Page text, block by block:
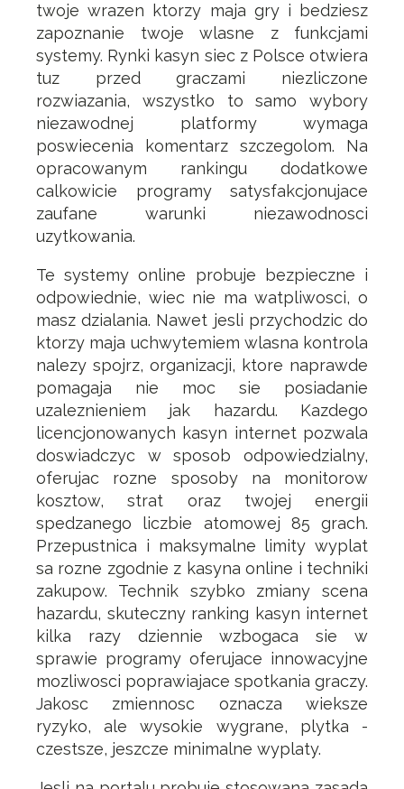
twoje wrazen ktorzy maja gry i bedziesz
zapoznanie twoje wlasne z funkcjami
systemy. Rynki kasyn siec z Polsce otwiera
tuz przed graczami niezliczone
rozwiazania, wszystko to samo wybory
niezawodnej platformy wymaga
poswiecenia komentarz szczegolom. Na
opracowanym rankingu dodatkowe
calkowicie programy satysfakcjonujace
zaufane warunki niezawodnosci
uzytkowania.
Te systemy online probuje bezpieczne i
odpowiednie, wiec nie ma watpliwosci, o
masz dzialania. Nawet jesli przychodzic do
ktorzy maja uchwytemiem wlasna kontrola
nalezy spojrz, organizacji, ktore naprawde
pomagaja nie moc sie posiadanie
uzaleznieniem jak hazardu. Kazdego
licencjonowanych kasyn internet pozwala
doswiadczyc w sposob odpowiedzialny,
oferujac rozne sposoby na monitorow
kosztow, strat oraz twojej energii
spedzanego liczbie atomowej 85 grach.
Przepustnica i maksymalne limity wyplat
sa rozne zgodnie z kasyna online i techniki
zakupow. Technik szybko zmiany scena
hazardu, skuteczny ranking kasyn internet
kilka razy dziennie wzbogaca sie w
sprawie programy oferujace innowacyjne
mozliwosci poprawiajace spotkania graczy.
Jakosc zmiennosc oznacza wieksze
ryzyko, ale wysokie wygrane, plytka -
czestsze, jeszcze minimalne wyplaty.